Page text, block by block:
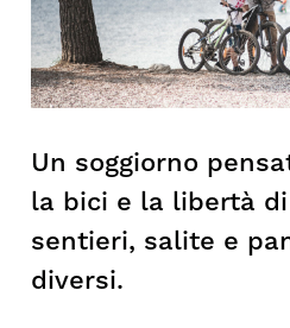
Un soggiorno
la bici e la libertà
sentieri, salite e
diversi.